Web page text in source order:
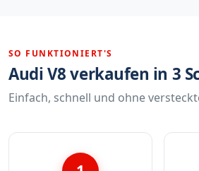
SO FUNKTIONIERT'S
Audi V8 verkaufen in 3
Einfach, schnell und ohne